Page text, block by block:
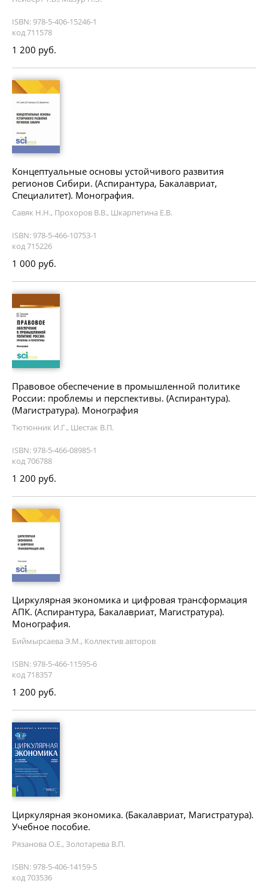
ISBN: 978-5-406-15246-1
код 711578
1 200 руб.
Концептуальные основы устойчивого развития
регионов Сибири. (Аспирантура, Бакалавриат,
Специалитет). Монография.
Савяк Н.Н., Прохоров В.В., Шкарпетина Е.В.
ISBN: 978-5-466-10753-1
код 715226
1 000 руб.
Правовое обеспечение в промышленной политике
России: проблемы и перспективы. (Аспирантура).
(Магистратура). Монография
Тютюнник И.Г., Шестак В.П.
ISBN: 978-5-466-08985-1
код 706788
1 200 руб.
Циркулярная экономика и цифровая трансформация
АПК. (Аспирантура, Бакалавриат, Магистратура).
Монография.
Биймырсаева Э.М., Коллектив авторов
ISBN: 978-5-466-11595-6
код 718357
1 200 руб.
Циркулярная экономика. (Бакалавриат, Магистратура).
Учебное пособие.
Рязанова О.Е., Золотарева В.П.
ISBN: 978-5-406-14159-5
код 703536